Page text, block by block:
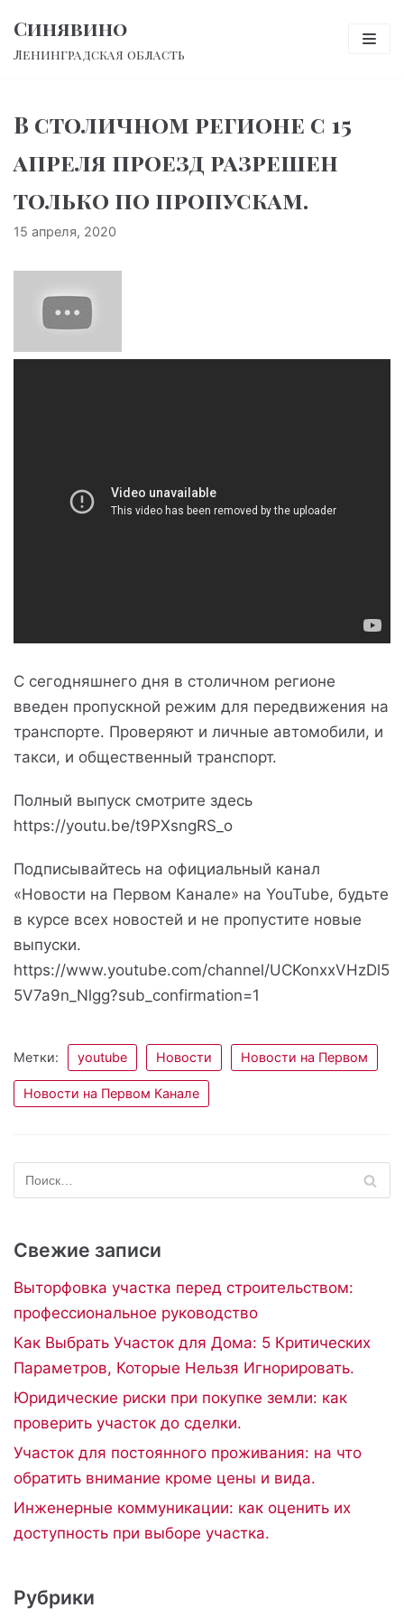
Перейти
к
Синявино
Ленинградская область
В столичном регионе с 15
апреля проезд разрешен
только по пропускам.
15 апреля, 2020
С сегодняшнего дня в столичном регионе
введен пропускной режим для передвижения на
транспорте. Проверяют и личные автомобили, и
такси, и общественный транспорт.
Полный выпуск смотрите здесь
https://youtu.be/t9PXsngRS_o
Подписывайтесь на официальный канал
«Новости на Первом Канале» на YouTube, будьте
в курсе всех новостей и не пропустите новые
выпуски.
https://www.youtube.com/channel/UCKonxxVHzDl5
5V7a9n_Nlgg?sub_confirmation=1
Метки: youtube Новости Новости на Первом
Новости на Первом Канале
Свежие записи
Выторфовка участка перед строительством:
профессиональное руководство
Как Выбрать Участок для Дома: 5 Критических
Параметров, Которые Нельзя Игнорировать.
Юридические риски при покупке земли: как
проверить участок до сделки.
Участок для постоянного проживания: на что
обратить внимание кроме цены и вида.
Инженерные коммуникации: как оценить их
доступность при выборе участка.
Рубрики